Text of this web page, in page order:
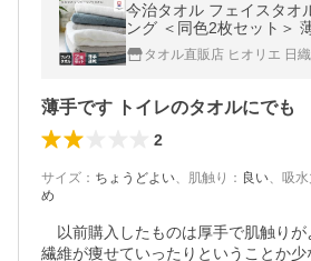
今治タオル フェイスタオ
ング ＜同色2枚セット＞
料無料タオル直販店 ヒオリエ 日
薄手です トイレのタオルにでも
2
サイズ ： ちょうどよい、 肌触り ： 良い、 吸水
め
以前購入したものは厚手で肌触りが
繊維が痩せていったりということか